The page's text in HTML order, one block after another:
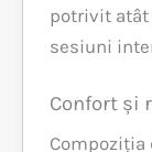
potrivit atât
sesiuni
Confort și
Compoziția